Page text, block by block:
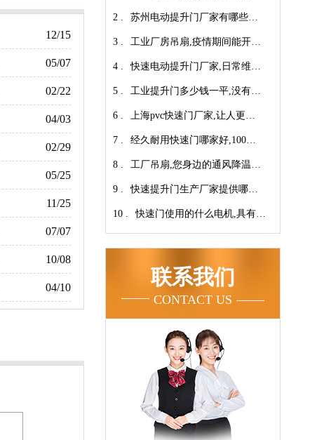
12/15
05/07
02/22
04/03
02/29
05/25
11/25
07/07
10/08
04/10
【广州奇翔】
2 . 苏州电动提升门厂家有哪些优
势特点呢？-广州奇翔
3 . 工业厂房吊扇,疫情期间能开空
调吗?【广州奇翔】
4 . 快速电动提升门厂家,日常维保
小技巧！【广州奇翔】
5 . 工业提升门多少钱一平,没有中
间商差价放心选购【广州奇
翔】
6 . 上海pvc快速门厂家,让人更安
心-广州奇翔
7 . 经久耐用快速门哪家好,100万
次连续开启设计【广州奇翔】
8 . 工厂吊扇,您身边的通风降温专
家！【广州奇翔】
9 . 快速提升门生产厂家提供哪些
服务呢-广州奇翔
10 . 快速门使用的什么电机,具有快
联系我们
CONTACT US